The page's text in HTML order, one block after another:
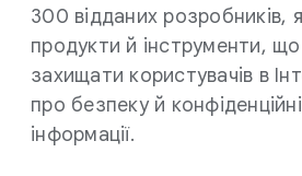
300 відданих розробників,
продукти й інструменти,
захищати користувачів в
про безпеку й
інформації.